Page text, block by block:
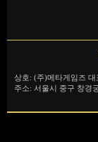
상호: (주)메타게임즈
주소: 서울시 중구 창경